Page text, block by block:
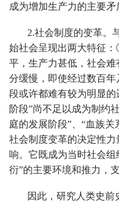
成为增加生产力的主要矛
2.社会制度的变革。
始社会呈现出两大特征
平，生产力甚低，社会
分缓慢，即使经过数百
段或许都难有较为明显
阶段”尚不足以成为制约
庭的发展阶段”、“血族
社会制度变革的决定性
响。它既成为当时社会
衍”的主要环境和推力，
因此，研究人类史前